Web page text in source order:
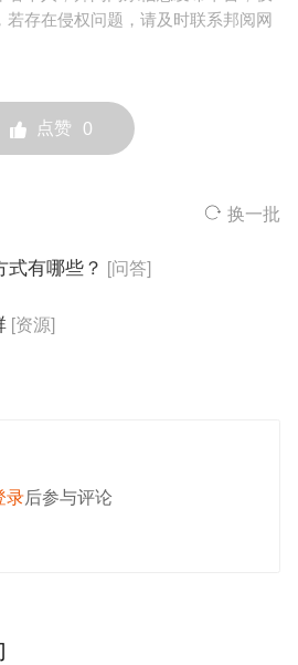
存在侵权问题，请及时联系邦阅网
点赞 0
换一批
有哪些？ [问答]
[资源]
录后参与评论